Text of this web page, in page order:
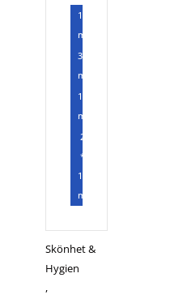
150
ml
300
ml
1000
ml
2
*
1000
ml
Skönhet &
Hygien
,